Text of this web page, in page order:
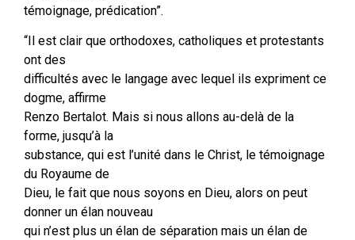
témoignage, prédication”.
“Il est clair que orthodoxes, catholiques et protestants
ont des
difficultés avec le langage avec lequel ils expriment ce
dogme, affirme
Renzo Bertalot. Mais si nous allons au-delà de la
forme, jusqu’à la
substance, qui est l’unité dans le Christ, le témoignage
du Royaume de
Dieu, le fait que nous soyons en Dieu, alors on peut
donner un élan nouveau
qui n’est plus un élan de séparation mais un élan de